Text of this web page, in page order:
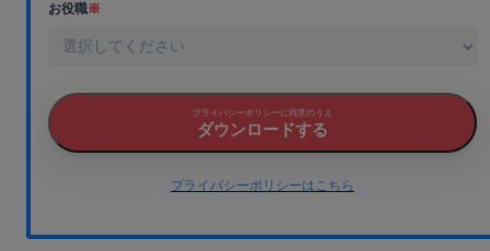
お役職※
プライバシーポリシーに同意のうえ
ダウンロードする
プライバシーポリシーはこちら